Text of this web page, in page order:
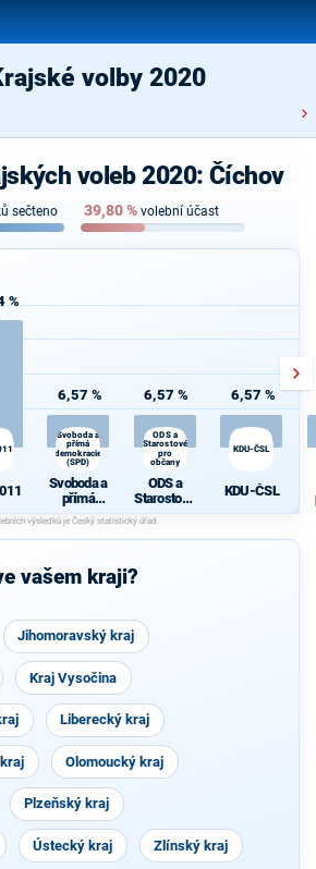
volby 2020
voleb 2020: Číchov
sečteno 39,80% volební účast
%
6,57 %
Svoboda a
přímá
demokracie
(SPD)
Svoboda a
přímá
demokraci
e (SPD)
6,57 %
ODS a
Starostové
pro
občany
ODS a
Starostové
pro občany
6,57 %
KDU-ČSL
KDU-ČSL
vašem kraji?
Jihomoravský kraj
Kraj Vysočina
Liberecký kraj
Olomoucký kraj
Plzeňský kraj
Ústecký kraj Zlínský kraj